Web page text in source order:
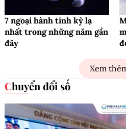
7 ngoại hành tinh kỳ lạ
nhất trong những năm gần
đây
Xem
Chuyển đổi số